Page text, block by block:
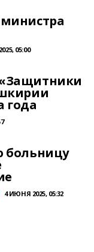
05:00
года
больницу
4 ИЮНЯ 2025, 05:32